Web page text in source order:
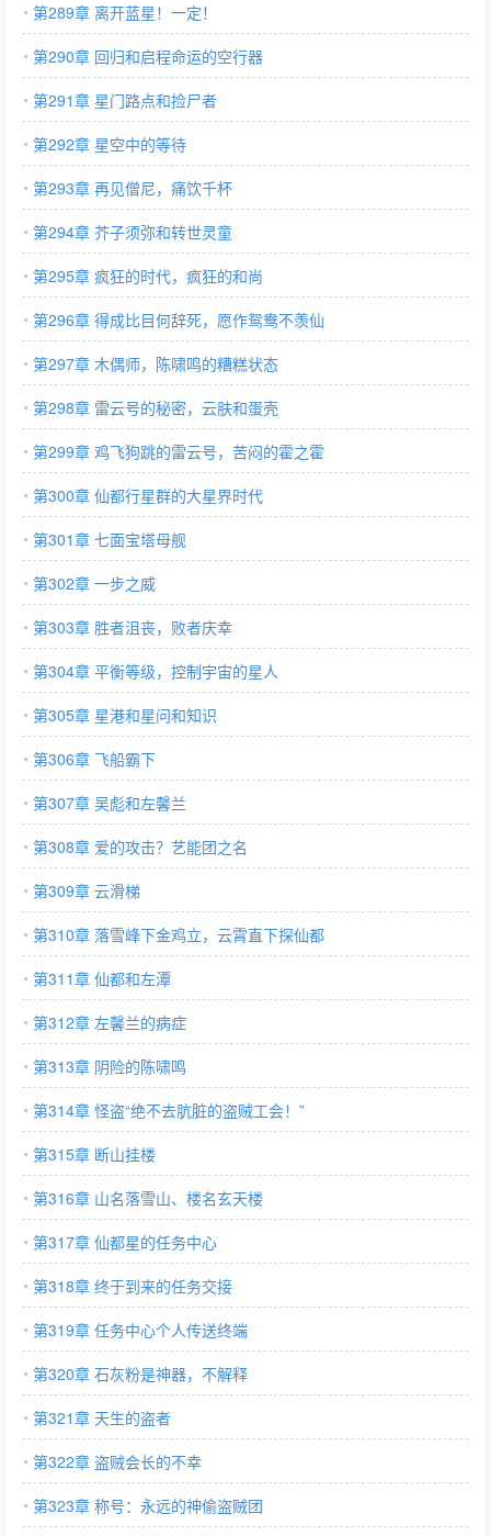
第289章 离开蓝星！一定！
第290章 回归和启程命运的空行器
第291章 星门路点和捡尸者
第292章 星空中的等待
第293章 再见僧尼，痛饮千杯
第294章 芥子须弥和转世灵童
第295章 疯狂的时代，疯狂的和尚
第296章 得成比目何辞死，愿作鸳鸯不羡仙
第297章 木偶师，陈啸鸣的糟糕状态
第298章 雷云号的秘密，云肤和蛋壳
第299章 鸡飞狗跳的雷云号，苦闷的霍之霍
第300章 仙都行星群的大星界时代
第301章 七面宝塔母舰
第302章 一步之威
第303章 胜者沮丧，败者庆幸
第304章 平衡等级，控制宇宙的星人
第305章 星港和星问和知识
第306章 飞船霸下
第307章 吴彪和左馨兰
第308章 爱的攻击？艺能团之名
第309章 云滑梯
第310章 落雪峰下金鸡立，云霄直下探仙都
第311章 仙都和左潭
第312章 左馨兰的病症
第313章 阴险的陈啸鸣
第314章 怪盗“绝不去肮脏的盗贼工会！”
第315章 断山挂楼
第316章 山名落雪山、楼名玄天楼
第317章 仙都星的任务中心
第318章 终于到来的任务交接
第319章 任务中心个人传送终端
第320章 石灰粉是神器，不解释
第321章 天生的盗者
第322章 盗贼会长的不幸
第323章 称号：永远的神偷盗贼团